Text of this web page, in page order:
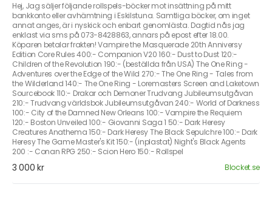
Hej, Jag säljer följande rollspels-böcker mot insättning på mitt
bankkonto eller avhämtning i Eskilstuna. Samtliga böcker, om inget
annat anges, är i nyskick och enbart genomlästa. Dagtid nås jag
enklast via sms på 073-8428863, annars på epost efter 18.00.
Köparen betalar frakten! Vampire the Masquerade 20th Anniversy
Edition Core Rules 400:- Companion V20 160:- Dust to Dust 120:-
Children of the Revolution 190:- (beställda från USA) The One Ring -
Adventures over the Edge of the Wild 270:- The One Ring - Tales from
the Wilderland 140:- The One Ring - Loremasters Screen and Laketown
Sourcebook 110:- Drakar och Demoner Trudvang Jubileumsutgåvan
210:- Trudvang världsbok Jubileumsutgåvan 240:- World of Darkness
100:- City of the Damned New Orleans 100:- Vampire the Requiem
120:- Boston Unveiled 100:- Giovanni Saga 1 50:- Dark Heresy
Creatures Anathema 150:- Dark Heresy The Black Sepulchre 100:- Dark
Heresy The Game Master's Kit 150:- (inplastat) Night's Black Agents
200 :- Conan RPG 250:- Scion Hero 150:- Rollspel
3 000 kr Blocket.se